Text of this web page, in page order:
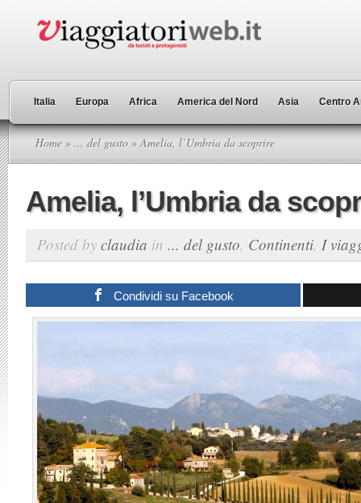
Italia Europa Africa America del Nord Asia Centro
Home » ... del gusto » Amelia, l’Umbria da scoprire
Amelia, l’Umbria da
Posted by claudia in ... del gusto, Continenti, I
Condividi su Facebook